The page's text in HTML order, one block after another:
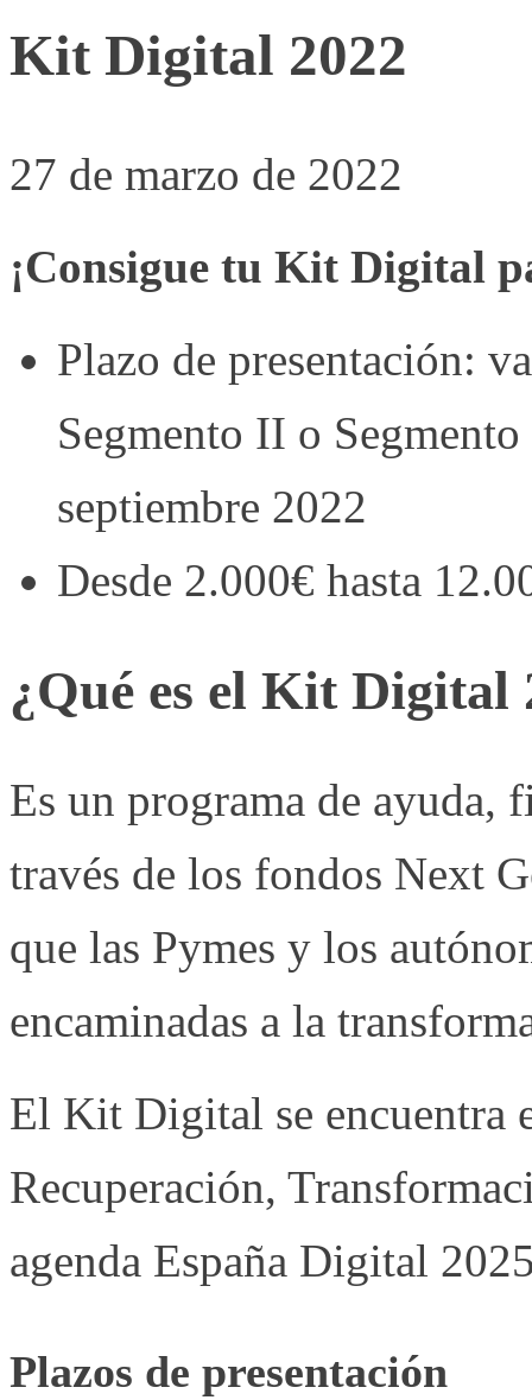
Kit Digital 2022
27 de marzo de 2022
¡Consigue tu Kit Digital
Plazo de presentación:
Segmento II o
septiembre 2022
Desde 2.000€ hasta
¿Qué es el Kit Digital
Es un programa de ayuda,
través de los fondos Next
que las Pymes y los
encaminadas a la
El Kit Digital se encuentra
Recuperación,
agenda España Digital
Plazos de presentación